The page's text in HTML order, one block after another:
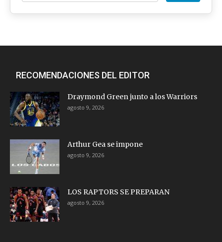
RECOMENDACIONES DEL EDITOR
Draymond Green junto a los Warriors
agosto 9, 2026
Arthur Gea se impone
agosto 9, 2026
LOS RAPTORS SE PREPARAN
agosto 9, 2026